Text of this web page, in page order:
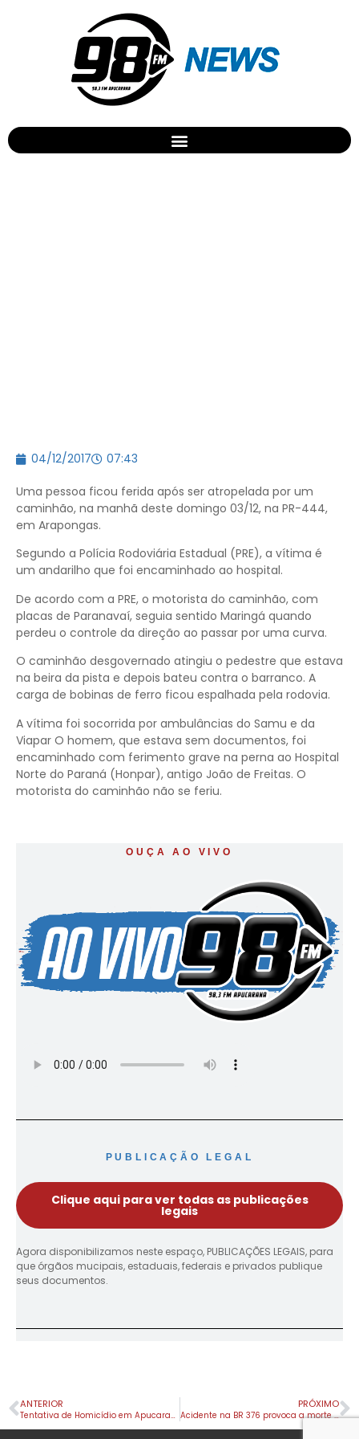
04/12/2017 07:43
Uma pessoa ficou ferida após ser atropelada por um
caminhão, na manhã deste domingo 03/12, na PR-444,
em Arapongas.
Segundo a Polícia Rodoviária Estadual (PRE), a vítima é
um andarilho que foi encaminhado ao hospital.
De acordo com a PRE, o motorista do caminhão, com
placas de Paranavaí, seguia sentido Maringá quando
perdeu o controle da direção ao passar por uma curva.
O caminhão desgovernado atingiu o pedestre que estava
na beira da pista e depois bateu contra o barranco. A
carga de bobinas de ferro ficou espalhada pela rodovia.
A vítima foi socorrida por ambulâncias do Samu e da
Viapar O homem, que estava sem documentos, foi
encaminhado com ferimento grave na perna ao Hospital
Norte do Paraná (Honpar), antigo João de Freitas. O
motorista do caminhão não se feriu.
OUÇA AO VIVO
PUBLICAÇÃO LEGAL
Clique aqui para ver todas as publicações
legais
Agora disponibilizamos neste espaço, PUBLICAÇÕES LEGAIS, para
que órgãos mucipais, estaduais, federais e privados publique
seus documentos.
ANTERIOR
Tentativa de Homicídio em Apucarana
PRÓXIMO
Acidente na BR 376 provoca a morte de duas pessoas